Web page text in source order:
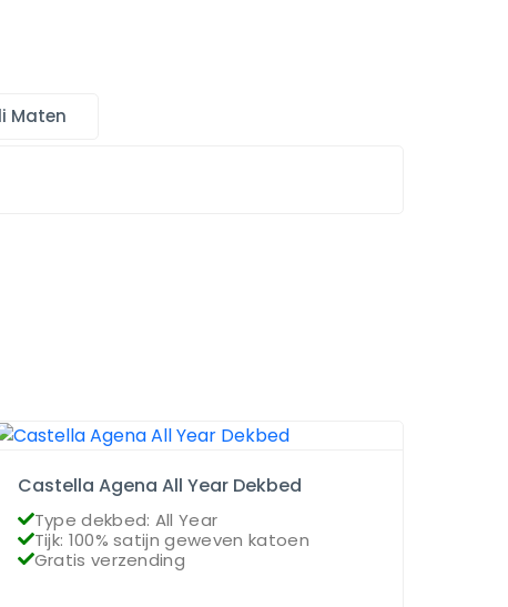
Maten
Castella Agena All Year Dekbed
Type dekbed: All Year
Tijk: 100% satijn geweven katoen
Gratis verzending